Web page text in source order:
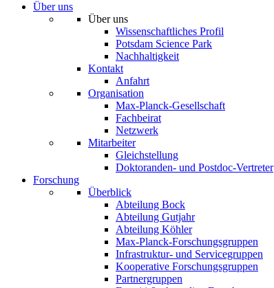
Über uns
Über uns
Wissenschaftliches Profil
Potsdam Science Park
Nachhaltigkeit
Kontakt
Anfahrt
Organisation
Max-Planck-Gesellschaft
Fachbeirat
Netzwerk
Mitarbeiter
Gleichstellung
Doktoranden- und Postdoc-Vertreter
Forschung
Überblick
Abteilung Bock
Abteilung Gutjahr
Abteilung Köhler
Max-Planck-Forschungsgruppen
Infrastruktur- und Servicegruppen
Kooperative Forschungsgruppen
Partnergruppen